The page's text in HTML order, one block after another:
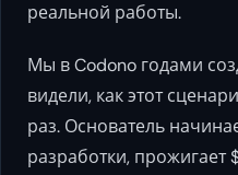
реальной работы.
Мы в Codono годами
видели, как этот
раз. Основатель
разработки, прожигает